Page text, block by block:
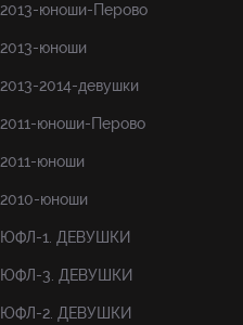
2013-юноши-Перово
2013-юноши
2013-2014-девушки
2011-юноши-Перово
2011-юноши
2010-юноши
ЮФЛ-1. ДЕВУШКИ
ЮФЛ-3. ДЕВУШКИ
ЮФЛ-2. ДЕВУШКИ